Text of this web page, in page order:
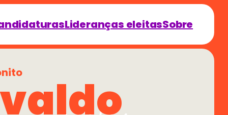
Lideranças eleitasSobre